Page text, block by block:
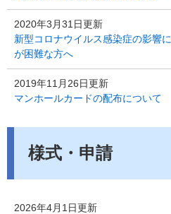
2020年3月31日更新
新型コロナウイルス感染症の影響
が困難な方へ
2019年11月26日更新
マンホールカードの配布について
様式・申請
2026年4月1日更新